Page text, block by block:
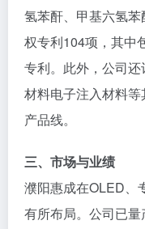
氢苯酐、甲基六氢
权专利104项，其中
专利。此外，公司
材料电子注入材料
产品线。
三、市场与业绩
濮阳惠成在OLED、
有所布局。公司已